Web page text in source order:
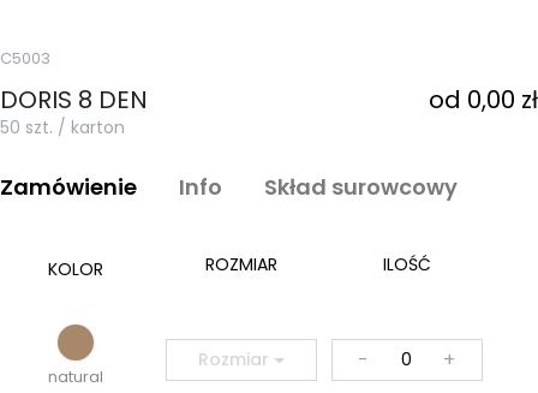
C5003
DORIS 8 DEN od 0,00 zł
50 szt. / karton
Zamówienie Info Skład surowcowy
KOLOR ROZMIAR ILOŚĆ
natural
Rozmiar - +